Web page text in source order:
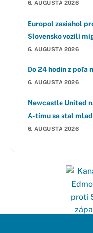
6. AUGUSTA 2026
Europol zasiahol
Slovensko vozili
6. AUGUSTA 2026
Do 24 hodín z poľa
6. AUGUSTA 2026
Newcastle United
A-tímu sa stal
6. AUGUSTA 2026